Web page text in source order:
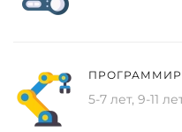
5-7 лет, 9-11